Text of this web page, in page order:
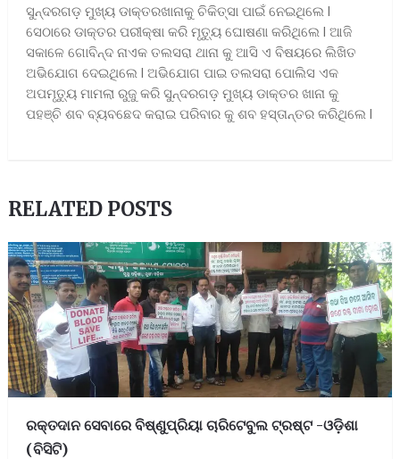
ସୁନ୍ଦରଗଡ଼ ମୁଖ୍ୟ ଡାକ୍ତରଖାନାକୁ ଚିକିତ୍ସା ପାଇଁ ନେଇଥିଲେ l
ସେଠାରେ ଡାକ୍ତର ପରୀକ୍ଷା କରି ମୃତ୍ୟୁ ଘୋଷଣା କରିଥିଲେ l ଆଜି
ସକାଳେ ଗୋବିନ୍ଦ ନାଏକ ତଲସରା ଥାନା କୁ ଆସି ଏ ବିଷୟରେ ଲିଖିତ
ଅଭିଯୋଗ ଦେଇଥିଲେ l ଅଭିଯୋଗ ପାଇ ତଲସରା ପୋଲିସ ଏକ
ଅପମୃତ୍ୟୁ ମାମଲା ରୁଜୁ କରି ସୁନ୍ଦରଗଡ଼ ମୁଖ୍ୟ ଡାକ୍ତର ଖାନା କୁ
ପହଞ୍ଚି ଶବ ବ୍ୟବଛେଦ କରାଇ ପରିବାର କୁ ଶବ ହସ୍ତାନ୍ତର କରିଥିଲେ l
RELATED POSTS
ରକ୍ତଦାନ ସେବାରେ ବିଷ୍ଣୁପ୍ରିୟା ଚାରିଟେବୁଲ ଟ୍ରଷ୍ଟ -ଓଡ଼ିଶା
(ବିସିଟି)